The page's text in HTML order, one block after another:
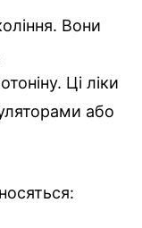
Вони
Ці ліки
або